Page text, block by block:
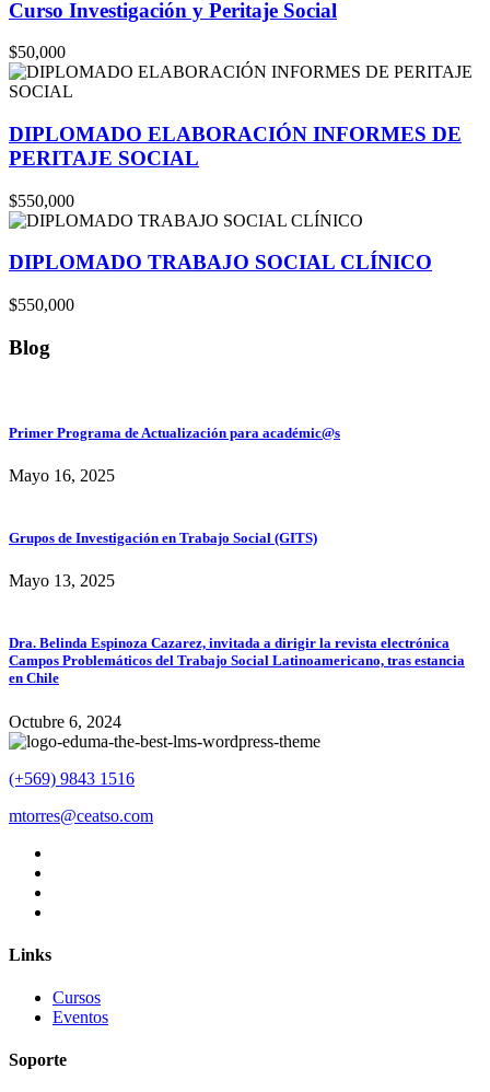
Curso Investigación y Peritaje Social
$50,000
DIPLOMADO ELABORACIÓN INFORMES DE
PERITAJE SOCIAL
$550,000
DIPLOMADO TRABAJO SOCIAL CLÍNICO
$550,000
Blog
Primer Programa de Actualización para académic@s
Mayo 16, 2025
Grupos de Investigación en Trabajo Social (GITS)
Mayo 13, 2025
Dra. Belinda Espinoza Cazarez, invitada a dirigir la revista electrónica
Campos Problemáticos del Trabajo Social Latinoamericano, tras estancia
en Chile
Octubre 6, 2024
(+569) 9843 1516
mtorres@ceatso.com
Links
Cursos
Eventos
Soporte